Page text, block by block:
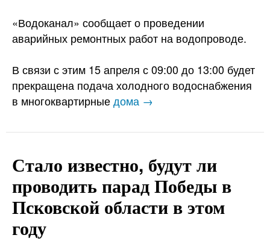
«Водоканал» сообщает о проведении
аварийных ремонтных работ на водопроводе.
В связи с этим 15 апреля с 09:00 до 13:00 будет
прекращена подача холодного водоснабжения
в многоквартирныедома →
Стало известно, будут ли
проводить парад Победы в
Псковской области в этом
году